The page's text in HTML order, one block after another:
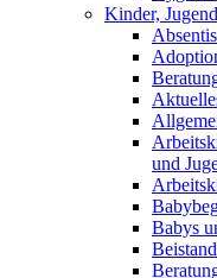
Kinder,
und
Babys